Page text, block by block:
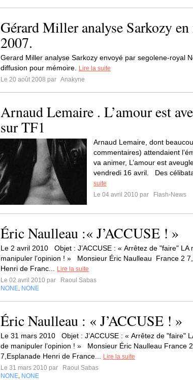
Gérard Miller analyse Sarkozy
2007.
Gerard Miller analyse Sarkozy envoyé par segolene-royal
diffusion pour mémoire.
Lire la suite
Le 20 août 2008 par Anakyne
Arnaud Lemaire . L’amour est
sur TF1
Arnaud Lemaire, dont
commentaires) attendaient
va animer, L’amour est
vendredi 16 avril. Des
suite
Le 04 avril 2010 par
Flash-News
Éric Naulleau :« J’ACCUSE ! »
Le 2 avril 2010 Objet : J’ACCUSE : « Arrêtez de "faire" LA
manipuler l’opinion ! » Monsieur Éric Naulleau France 2
Henri de Franc...
Lire la suite
Le 02 avril 2010 par
Raoul Sabas
NONE NONE
Éric Naulleau : « J’ACCUSE ! »
Le 31 mars 2010 Objet : J’ACCUSE : « Arrêtez de "faire"
de manipuler l’opinion ! » Monsieur Éric Naulleau France 2
7,Esplanade Henri de France...
Lire la suite
Le 31 mars 2010 par
Raoul Sabas
NONE NONE